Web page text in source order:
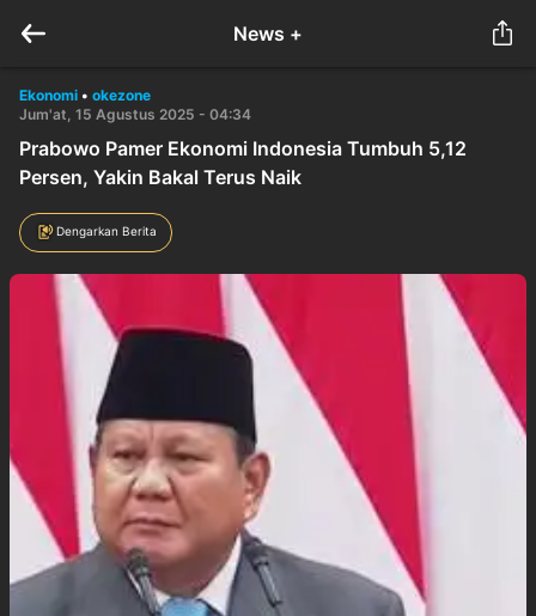
News +
Ekonomi • okezone
Jum'at, 15 Agustus 2025 - 04:34
Prabowo Pamer Ekonomi Indonesia Tumbuh 5,12
Persen, Yakin Bakal Terus Naik
Dengarkan Berita